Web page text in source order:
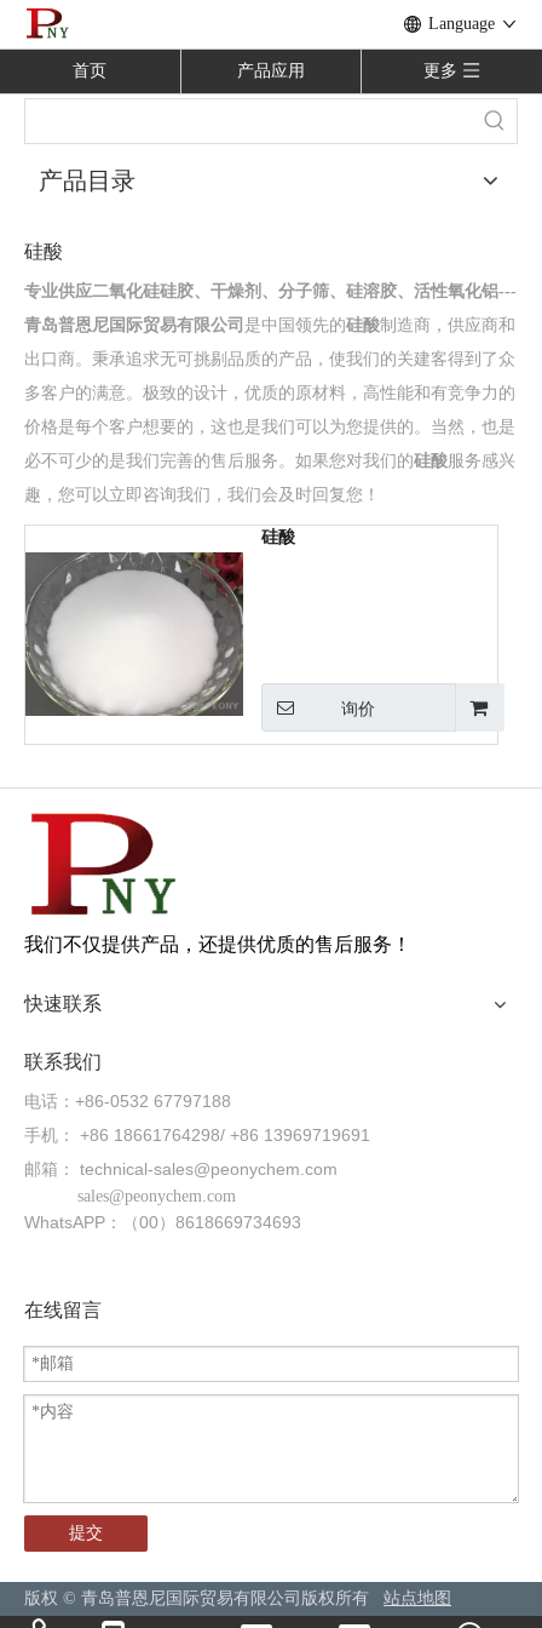
Language
首页 产品应用 更多
产品目录
硅酸
专业供应二氧化硅硅胶、干燥剂、分子筛、硅溶胶、活性氧化铝---
青岛普恩尼国际贸易有限公司 是中国领先的硅酸制造商，供应商和
出口商。秉承追求无可挑剔品质的产品，使我们的关建客得到了众
多客户的满意。极致的设计，优质的原材料，高性能和有竞争力的
价格是每个客户想要的，这也是我们可以为您提供的。当然，也是
必不可少的是我们完善的售后服务。如果您对我们的硅酸服务感兴
趣，您可以立即咨询我们，我们会及时回复您！
硅酸
询价
我们不仅提供产品，还提供优质的售后服务！
快速联系
联系我们
电话：+86-0532 67797188
手机： +86 18661764298/ +86 13969719691
邮箱： technical-sales@peonychem.com
sales@peonychem.com
WhatsAPP：（00）8618669734693
在线留言
提交
版权 © 青岛普恩尼国际贸易有限公司版权所有 站点地图